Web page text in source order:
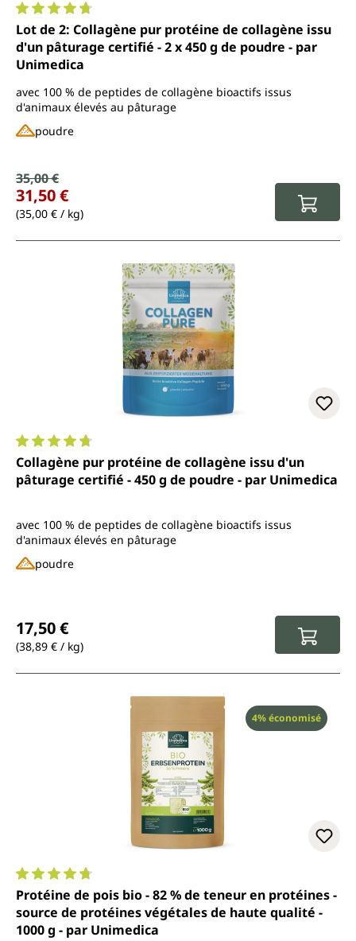
Note moyenne de 4.7 sur 5 étoiles
Lot de 2: Collagène pur protéine de collagène issu
d'un pâturage certifié - 2 x 450 g de poudre - par
Unimedica
avec 100 % de peptides de collagène bioactifs issus
d'animaux élevés au pâturage
poudre
Prix de vente :
Prix régulier :
35,00 €
31,50 €
(35,00 € / kg)
Note moyenne de 4.7 sur 5 étoiles
Collagène pur protéine de collagène issu d'un
pâturage certifié - 450 g de poudre - par Unimedica
avec 100 % de peptides de collagène bioactifs issus
d'animaux élevés en pâturage
poudre
17,50 €
(38,89 € / kg)
Réduction
4% économisé
Note moyenne de 4.7 sur 5 étoiles
Protéine de pois bio - 82 % de teneur en protéines -
source de protéines végétales de haute qualité -
1000 g - par Unimedica